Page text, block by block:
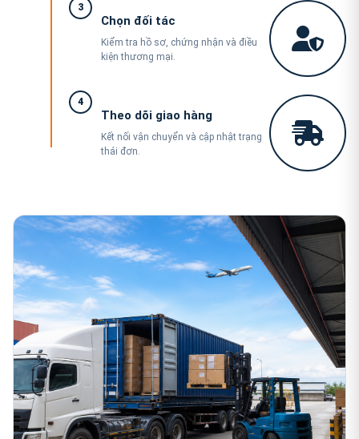
3
Chọn đối tác
Kiểm tra hồ sơ, chứng nhận và điều
kiện thương mại.
4
Theo dõi giao hàng
Kết nối vận chuyển và cập nhật trạng
thái đơn.